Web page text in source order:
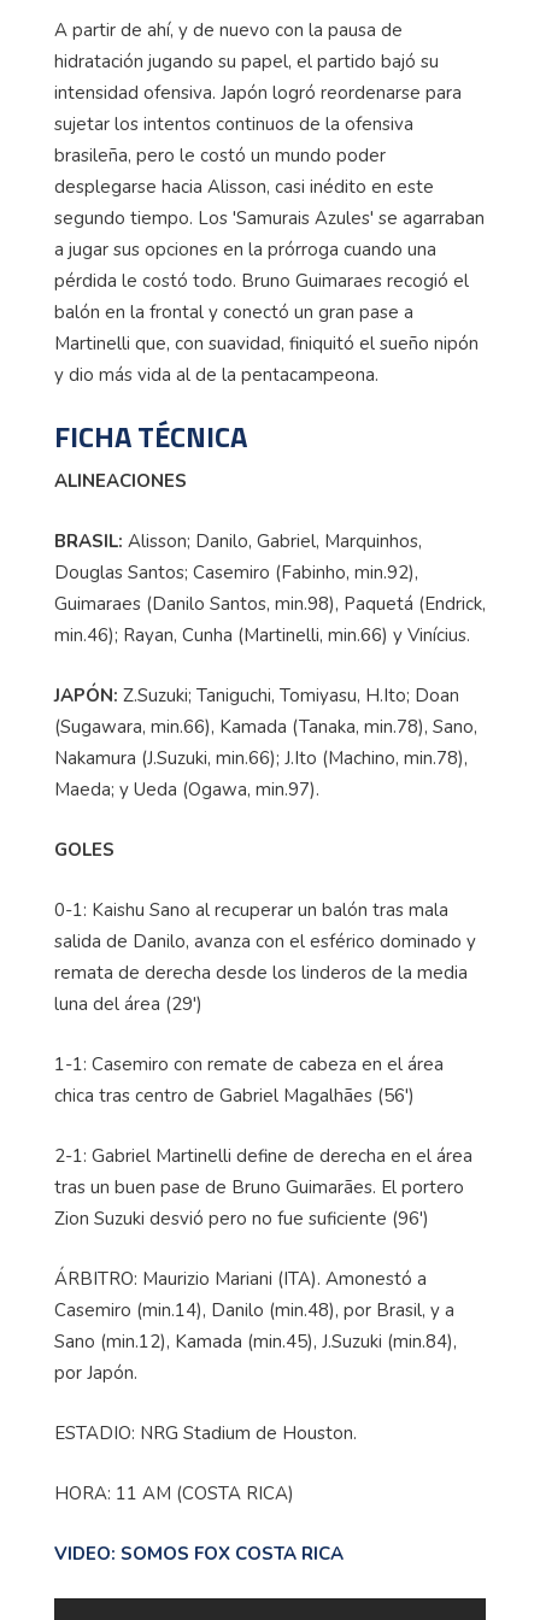
A partir de ahí, y de nuevo con la pausa de
hidratación jugando su papel, el partido bajó su
intensidad ofensiva. Japón logró reordenarse para
sujetar los intentos continuos de la ofensiva
brasileña, pero le costó un mundo poder
desplegarse hacia Alisson, casi inédito en este
segundo tiempo. Los 'Samurais Azules' se agarraban
a jugar sus opciones en la prórroga cuando una
pérdida le costó todo. Bruno Guimaraes recogió el
balón en la frontal y conectó un gran pase a
Martinelli que, con suavidad, finiquitó el sueño nipón
y dio más vida al de la pentacampeona.
FICHA TÉCNICA
ALINEACIONES
BRASIL: Alisson; Danilo, Gabriel, Marquinhos,
Douglas Santos; Casemiro (Fabinho, min.92),
Guimaraes (Danilo Santos, min.98), Paquetá (Endrick,
min.46); Rayan, Cunha (Martinelli, min.66) y Vinícius.
JAPÓN: Z.Suzuki; Taniguchi, Tomiyasu, H.Ito; Doan
(Sugawara, min.66), Kamada (Tanaka, min.78), Sano,
Nakamura (J.Suzuki, min.66); J.Ito (Machino, min.78),
Maeda; y Ueda (Ogawa, min.97).
GOLES
0-1: Kaishu Sano al recuperar un balón tras mala
salida de Danilo, avanza con el esférico dominado y
remata de derecha desde los linderos de la media
luna del área (29')
1-1: Casemiro con remate de cabeza en el área
chica tras centro de Gabriel Magalhães (56')
2-1: Gabriel Martinelli define de derecha en el área
tras un buen pase de Bruno Guimarães. El portero
Zion Suzuki desvió pero no fue suficiente (96')
ÁRBITRO: Maurizio Mariani (ITA). Amonestó a
Casemiro (min.14), Danilo (min.48), por Brasil, y a
Sano (min.12), Kamada (min.45), J.Suzuki (min.84),
por Japón.
ESTADIO: NRG Stadium de Houston.
HORA: 11 AM (COSTA RICA)
VIDEO: SOMOS FOX COSTA RICA